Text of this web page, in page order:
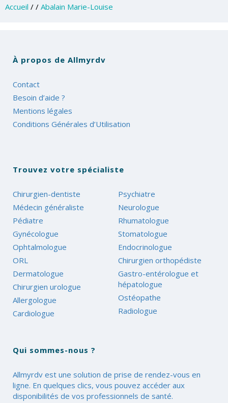
Accueil / / Abalain Marie-Louise
À propos de Allmyrdv
Contact
Besoin d’aide ?
Mentions légales
Conditions Générales d’Utilisation
Trouvez votre spécialiste
Chirurgien-dentiste
Médecin généraliste
Pédiatre
Gynécologue
Ophtalmologue
ORL
Dermatologue
Chirurgien urologue
Allergologue
Cardiologue
Psychiatre
Neurologue
Rhumatologue
Stomatologue
Endocrinologue
Chirurgien orthopédiste
Gastro-entérologue et
hépatologue
Ostéopathe
Radiologue
Qui sommes-nous ?
Allmyrdv est une solution de prise de rendez-vous en
ligne. En quelques clics, vous pouvez accéder aux
disponibilités de vos professionnels de santé.